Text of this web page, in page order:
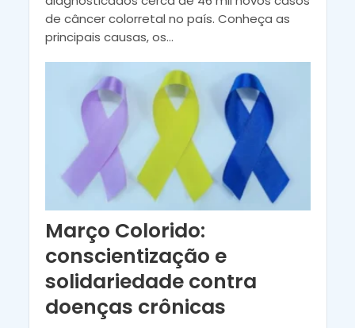
de câncer colorretal no país. Conheça as
principais causas, os...
Março Colorido:
conscientização e
solidariedade contra
doenças crônicas